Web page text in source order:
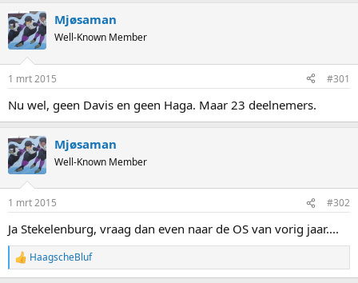
p
i
c
s
t
a
t
e
r
r
t
a
m
Mjøsaman
Well-Known Member
1 mrt 2015 #301
Nu wel, geen Davis en geen Haga. Maar 23 deelnemers.
Mjøsaman
Well-Known Member
1 mrt 2015 #302
Ja Stekelenburg, vraag dan even naar de OS van vorig jaar....
R
e
HaagscheBluf